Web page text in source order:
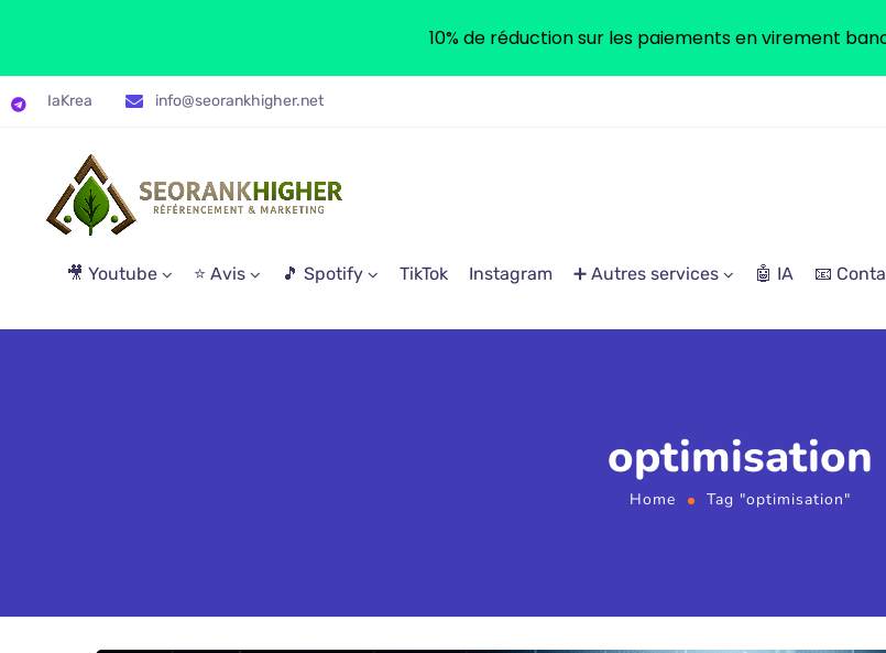
IaKrea info@seorankhigher.net
🎥 Youtube ⭐ Avis 🎵 Spotify TikTok Instagram ➕ Autres services 🤖 IA 📧
optimisation
Home Tag "optimisation"
10% de réduction sur les paiements en virement